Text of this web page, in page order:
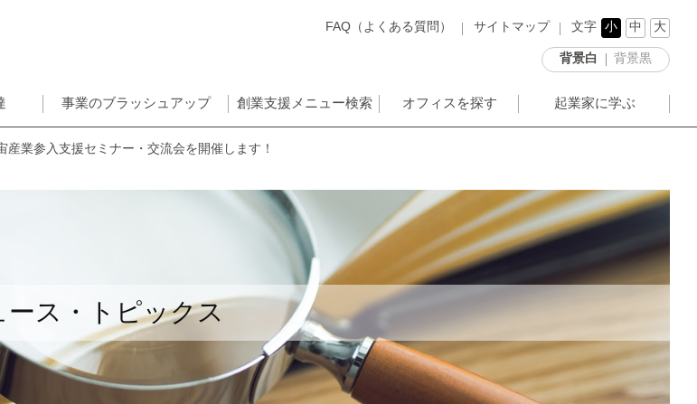
FAQ（よくある質問） サイトマップ 文字 小 中 大
背景白 背景黒
事業のブラッシュアップ 創業支援メニュー検索 オフィスを探す 起業家に学ぶ
業参入支援セミナー・交流会を開催します！
ース・トピックス